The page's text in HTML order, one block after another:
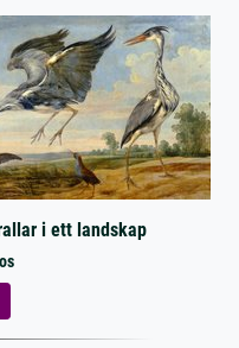
i ett landskap